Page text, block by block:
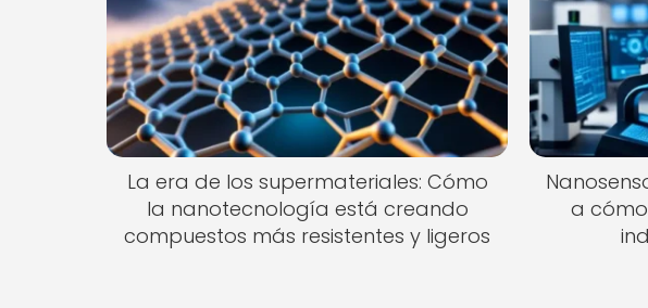
La era de los supermateriales: Cómo
la nanotecnología está creando
compuestos más resistentes y ligeros
a